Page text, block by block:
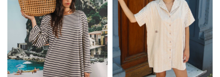
Ver
todo
Riñoneras
Bandoleras